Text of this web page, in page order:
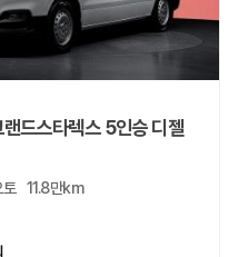
드스타렉스 5인승 디젤
토 11.8만km